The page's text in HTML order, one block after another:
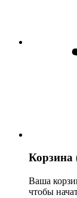
Корзина
Ваша
чтобы